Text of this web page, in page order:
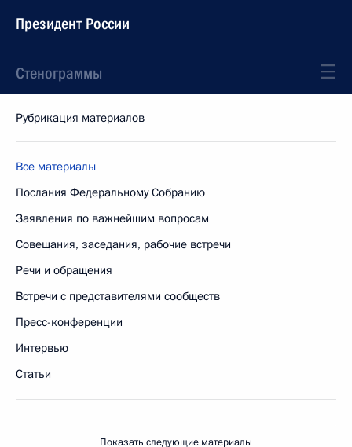
Президент России
Стенограммы
Рубрикация материалов
Все материалы
Послания Федеральному Собранию
Заявления по важнейшим вопросам
Совещания, заседания, рабочие встречи
Речи и обращения
Встречи с представителями сообществ
Пресс-конференции
Интервью
Статьи
Показать следующие материалы